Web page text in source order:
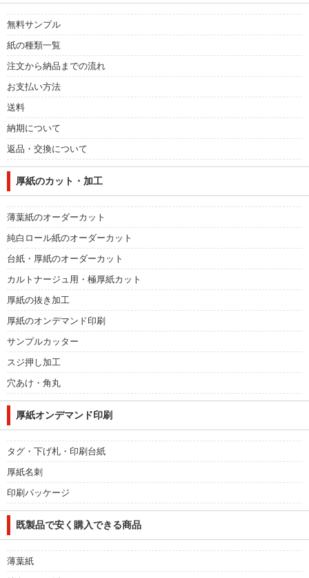
無料サンプル
紙の種類一覧
注文から納品までの流れ
お支払い方法
送料
納期について
返品・交換について
厚紙のカット・加工
薄葉紙のオーダーカット
純白ロール紙のオーダーカット
台紙・厚紙のオーダーカット
カルトナージュ用・極厚紙カット
厚紙の抜き加工
厚紙のオンデマンド印刷
サンプルカッター
スジ押し加工
穴あけ・角丸
厚紙オンデマンド印刷
タグ・下げ札・印刷台紙
厚紙名刺
印刷パッケージ
既製品で安く購入できる商品
薄葉紙